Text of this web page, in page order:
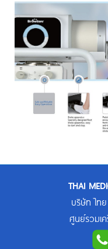
THAI
บริษัท ไท
ศูนย์รวมเค